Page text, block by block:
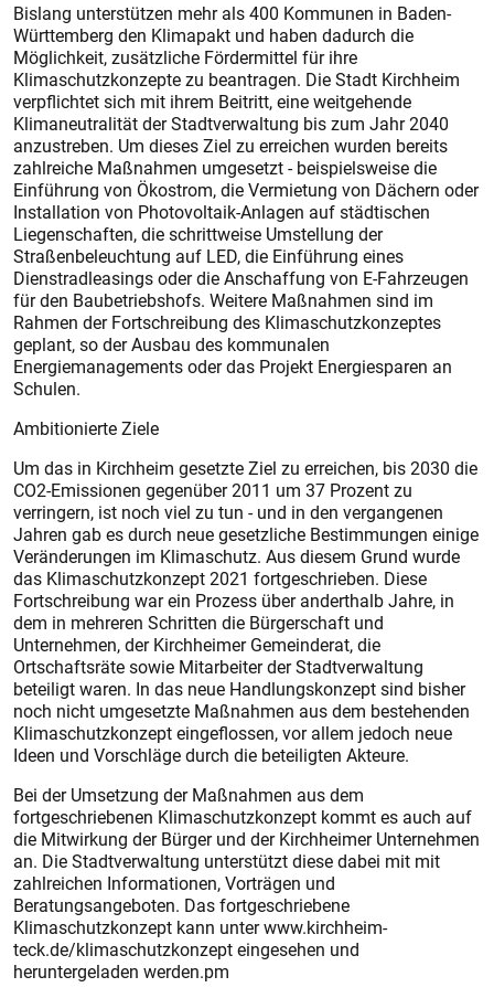
Bislang unterstützen mehr als 400 Kommunen in Baden-
Württemberg den Klimapakt und haben dadurch die
Möglichkeit, zusätzliche Fördermittel für ihre
Klimaschutzkonzepte zu beantragen. Die Stadt Kirchheim
verpflichtet sich mit ihrem Beitritt, eine weitgehende
Klimaneutralität der Stadtverwaltung bis zum Jahr 2040
anzustreben. Um dieses Ziel zu erreichen wurden bereits
zahlreiche Maßnahmen umgesetzt - beispielsweise die
Einführung von Ökostrom, die Vermietung von Dächern oder
Installation von Photovoltaik-Anlagen auf städtischen
Liegenschaften, die schrittweise Umstellung der
Straßenbeleuchtung auf LED, die Einführung eines
Dienstradleasings oder die Anschaffung von E-Fahrzeugen
für den Baubetriebshofs. Weitere Maßnahmen sind im
Rahmen der Fortschreibung des Klimaschutzkonzeptes
geplant, so der Ausbau des kommunalen
Energiemanagements oder das Projekt Energiesparen an
Schulen.
Ambitionierte Ziele
Um das in Kirchheim gesetzte Ziel zu erreichen, bis 2030 die
CO2-Emissionen gegenüber 2011 um 37 Prozent zu
verringern, ist noch viel zu tun - und in den vergangenen
Jahren gab es durch neue gesetzliche Bestimmungen einige
Veränderungen im Klimaschutz. Aus diesem Grund wurde
das Klimaschutzkonzept 2021 fortgeschrieben. Diese
Fortschreibung war ein Prozess über anderthalb Jahre, in
dem in mehreren Schritten die Bürgerschaft und
Unternehmen, der Kirchheimer Gemeinderat, die
Ortschaftsräte sowie Mitarbeiter der Stadtverwaltung
beteiligt waren. In das neue Handlungskonzept sind bisher
noch nicht umgesetzte Maßnahmen aus dem bestehenden
Klimaschutzkonzept eingeflossen, vor allem jedoch neue
Ideen und Vorschläge durch die beteiligten Akteure.
Bei der Umsetzung der Maßnahmen aus dem
fortgeschriebenen Klimaschutzkonzept kommt es auch auf
die Mitwirkung der Bürger und der Kirchheimer Unternehmen
an. Die Stadtverwaltung unterstützt diese dabei mit mit
zahlreichen Informationen, Vorträgen und
Beratungsangeboten. Das fortgeschriebene
Klimaschutzkonzept kann unter www.kirchheim-
teck.de/klimaschutzkonzept eingesehen und
heruntergeladen werden.pm